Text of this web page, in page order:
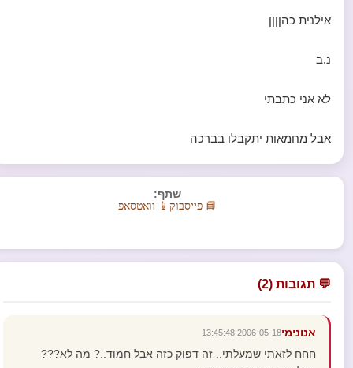
אילנית כהןןןן
נ.ב
לא אני כתבתי
אבל מחמאות יתקבלו בברכה
שתף:
📘 פייסבוק 📱 וואטסאפ
💬 תגובות (2)
אנונימי2006-05-18 13:45:48
חחח לזאתי שמעלתי.. זה דפוק כזה אבל חמוד..? מה לא???